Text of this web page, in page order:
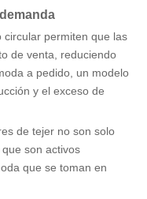
circular permiten que las
de venta, reduciendo
a pedido, un modelo
y el exceso de
de tejer no son solo
son activos
que se toman en